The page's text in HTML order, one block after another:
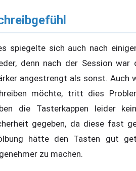
spiegelte sich auch nach
denn nach der Session war
angestrengt als sonst. Auch
möchte, tritt dies
die Tasterkappen leider
gegeben, da diese fast
hätte den Tasten gut
zu machen.